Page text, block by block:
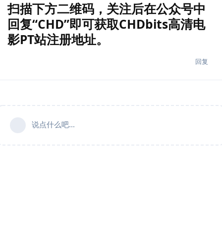
扫描下方二维码，关注后在公众号中
回复“CHD”即可获取CHDbits高清电
影PT站注册地址。
回复
说点什么吧...